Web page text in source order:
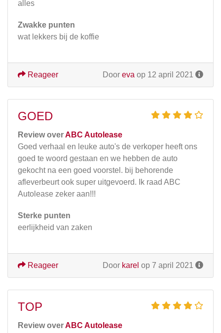
alles
Zwakke punten
wat lekkers bij de koffie
Door eva op 12 april 2021
Reageer
GOED
Review overABC Autolease
Goed verhaal en leuke auto's de verkoper heeft ons
goed te woord gestaan en we hebben de auto
gekocht na een goed voorstel. bij behorende
afleverbeurt ook super uitgevoerd. Ik raad ABC
Autolease zeker aan!!!
Sterke punten
eerlijkheid van zaken
Door karel op 7 april 2021
Reageer
TOP
Review overABC Autolease